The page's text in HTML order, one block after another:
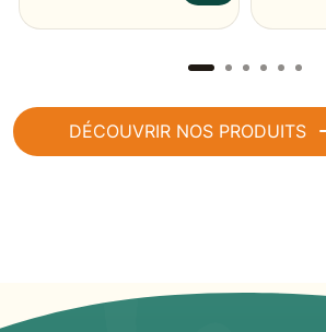
DÉCOUVRIR NOS PRODUITS